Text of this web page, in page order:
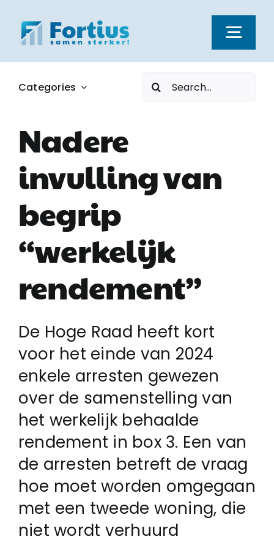
naar
inhoud
Kernwaarden
Nieuws
Vacatures
Over ons
Klachtenregeling
Contact
Categories
Zoeken
naar:
Nadere
invulling van
begrip
“werkelijk
rendement”
De Hoge Raad heeft kort
voor het einde van 2024
enkele arresten gewezen
over de samenstelling van
het werkelijk behaalde
rendement in box 3. Een van
de arresten betreft de vraag
hoe moet worden omgegaan
met een tweede woning, die
niet wordt verhuurd